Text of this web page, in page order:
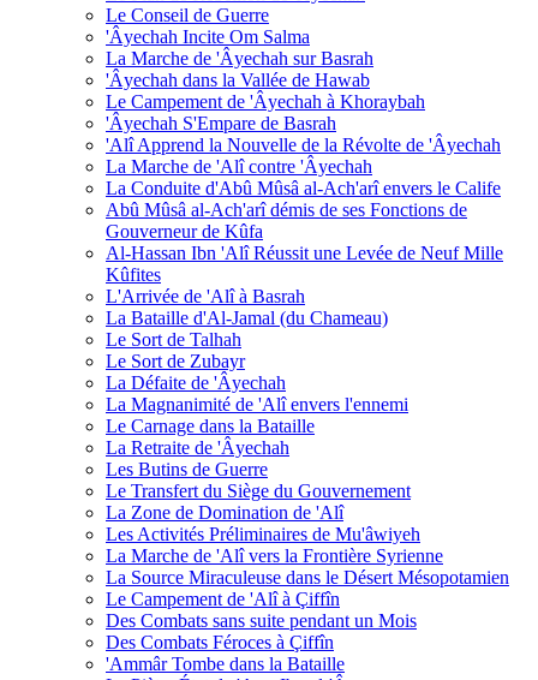
Le Conseil de Guerre
'Âyechah Incite Om Salma
La Marche de 'Âyechah sur Basrah
'Âyechah dans la Vallée de Hawab
Le Campement de 'Âyechah à Khoraybah
'Âyechah S'Empare de Basrah
'Alî Apprend la Nouvelle de la Révolte de 'Âyechah
La Marche de 'Alî contre 'Âyechah
La Conduite d'Abû Mûsâ al-Ach'arî envers le Calife
Abû Mûsâ al-Ach'arî démis de ses Fonctions de
Gouverneur de Kûfa
Al-Hassan Ibn 'Alî Réussit une Levée de Neuf Mille
Kûfites
L'Arrivée de 'Alî à Basrah
La Bataille d'Al-Jamal (du Chameau)
Le Sort de Talhah
Le Sort de Zubayr
La Défaite de 'Âyechah
La Magnanimité de 'Alî envers l'ennemi
Le Carnage dans la Bataille
La Retraite de 'Âyechah
Les Butins de Guerre
Le Transfert du Siège du Gouvernement
La Zone de Domination de 'Alî
Les Activités Préliminaires de Mu'âwiyeh
La Marche de 'Alî vers la Frontière Syrienne
La Source Miraculeuse dans le Désert Mésopotamien
Le Campement de 'Alî à Çiffîn
Des Combats sans suite pendant un Mois
Des Combats Féroces à Çiffîn
'Ammâr Tombe dans la Bataille